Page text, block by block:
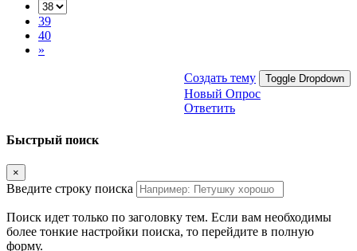
39
40
»
Создать тему Toggle Dropdown
Новый Опрос
Ответить
Быстрый поиск
×
Введите строку поиска
Поиск идет только по заголовку тем. Если вам необходимы
более тонкие настройки поиска, то перейдите в полную
форму.